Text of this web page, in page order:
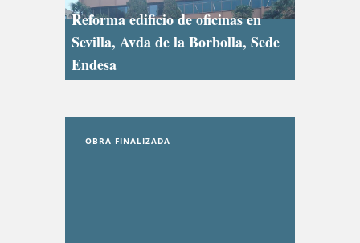
Reforma edificio de oficinas en
Sevilla, Avda de la Borbolla, Sede
Endesa
OBRA FINALIZADA